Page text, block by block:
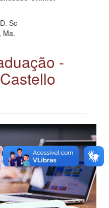
Sc
Ma.
-